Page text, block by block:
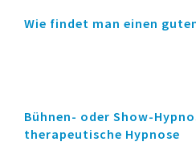
Wie findet man einen
Bühnen- oder Show-
therapeutische Hypnose